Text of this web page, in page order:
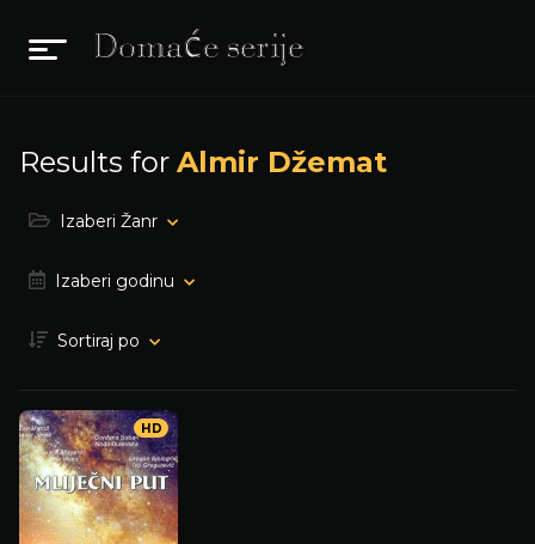
Results for Almir Džemat
Izaberi Žanr
Izaberi godinu
Sortiraj po
HD